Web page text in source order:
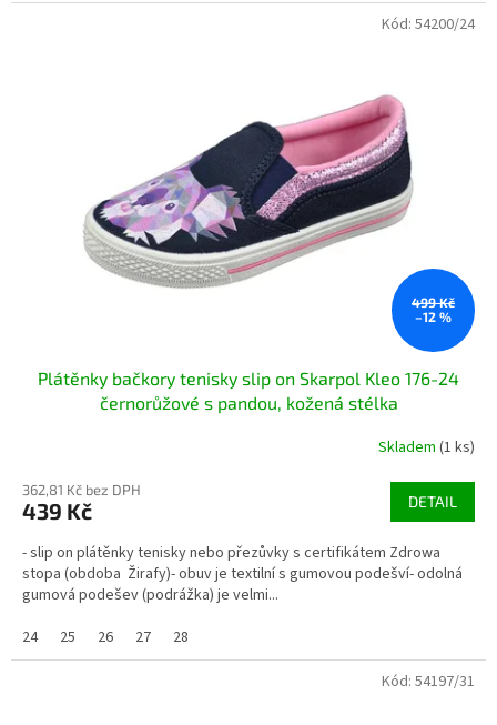
499 Kč
–12 %
Plátěnky bačkory tenisky slip on Skarpol Kleo 176-24
černorůžové s pandou, kožená stélka
Skladem (1 ks)
362,81 Kč bez DPH
439 Kč DETAIL
- slip on plátěnky tenisky nebo přezůvky s certifikátem Zdrowa
stopa (obdoba Žirafy)- obuv je textilní s gumovou podešví- odolná
gumová podešev (podrážka) je velmi...
24
25 26 27 28
Kód: 54200/24
Kód: 54197/31